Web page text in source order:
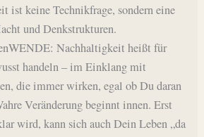
ist keine Technikfrage, sondern eine
und Denkstrukturen.
Nachhaltigkeit heißt für
handeln – im Einklang mit
die immer wirken, egal ob Du daran
Veränderung beginnt innen. Erst
wird, kann sich auch Dein Leben „da